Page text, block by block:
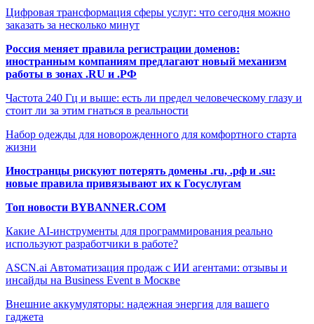
Цифровая трансформация сферы услуг: что сегодня можно
заказать за несколько минут
Россия меняет правила регистрации доменов:
иностранным компаниям предлагают новый механизм
работы в зонах .RU и .РФ
Частота 240 Гц и выше: есть ли предел человеческому глазу и
стоит ли за этим гнаться в реальности
Набор одежды для новорожденного для комфортного старта
жизни
Иностранцы рискуют потерять домены .ru, .рф и .su:
новые правила привязывают их к Госуслугам
Топ новости BYBANNER.COM
Какие AI-инструменты для программирования реально
используют разработчики в работе?
ASCN.ai Автоматизация продаж с ИИ агентами: отзывы и
инсайды на Business Event в Москве
Внешние аккумуляторы: надежная энергия для вашего
гаджета